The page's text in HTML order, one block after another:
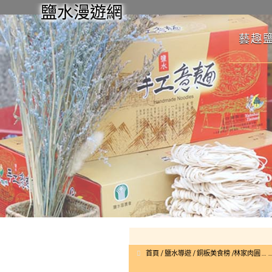
鹽水漫遊網
藝趣
首頁 鹽水導遊 銅板美食榜 林家肉圓